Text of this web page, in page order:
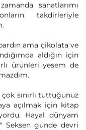
sanatlarımı
takdirleriyle
ama çikolata ve
aldığın için
ürünleri yesem de
sınırlı tuttuğunuz
açılmak için kitap
Hayal dünyam
Seksen günde devri